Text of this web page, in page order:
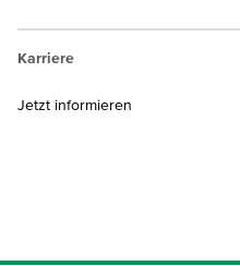
Karriere
Jetzt informieren